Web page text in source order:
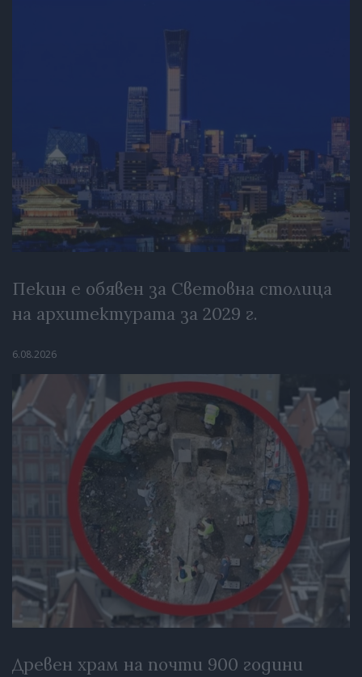
Пекин е обявен за Световна столица
на архитектурата за 2029 г.
6.08.2026
Древен храм на почти 900 години